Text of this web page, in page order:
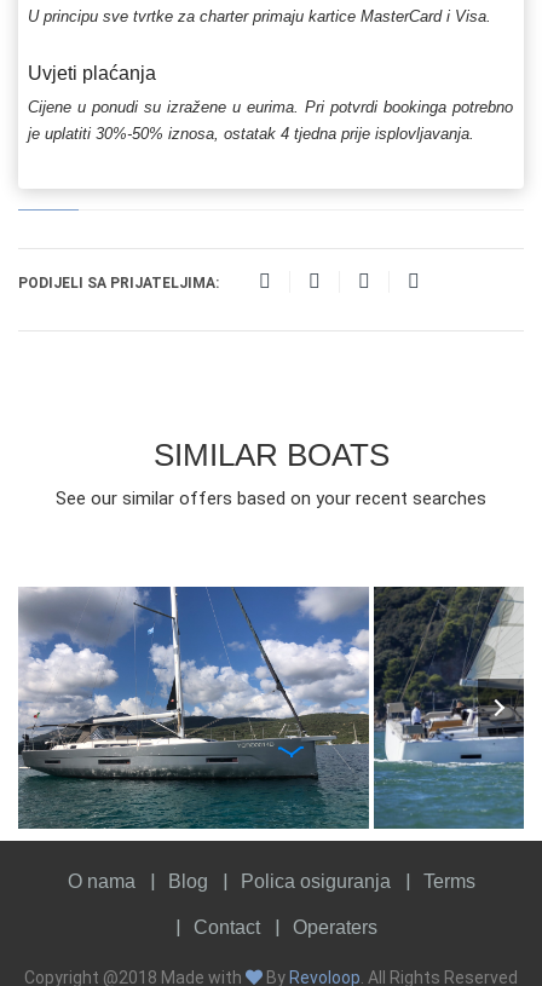
U principu sve tvrtke za charter primaju kartice MasterCard i Visa.
Uvjeti plaćanja
Cijene u ponudi su izražene u eurima. Pri potvrdi bookinga potrebno
je uplatiti 30%-50% iznosa, ostatak 4 tjedna prije isplovljavanja.
PODIJELI SA PRIJATELJIMA:
SIMILAR BOATS
See our similar offers based on your recent searches
9
PERSON
2021
YEAR
4
CABINS
FROM 2060€ 10
PERSON
2024
YEAR
4
CABINS
O nama Blog Polica osiguranja Terms
Contact Operaters
Copyright @2018 Made with By Revoloop . All Rights Reserved